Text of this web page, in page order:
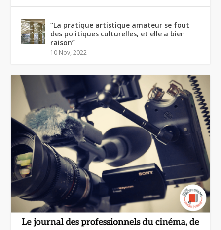
“La pratique artistique amateur se fout
des politiques culturelles, et elle a bien
raison”
10 Nov, 2022